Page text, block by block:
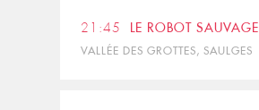
21:45 LE ROBOT SAUVAGE
VALLÉE DES GROTTES, SAULGES